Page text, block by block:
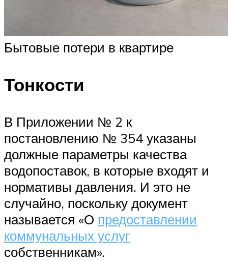
Бытовые потери в квартире
Тонкости
В Приложении № 2 к
постановлению № 354 указаны
должные параметры качества
водопоставок, в которые входят и
нормативы давления. И это не
случайно, поскольку документ
называется «О предоставлении
коммунальных услуг
собственникам».